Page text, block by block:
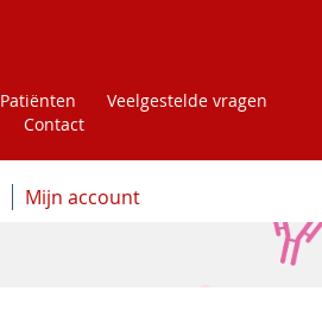
Patiënten
Veelgestelde vragen
Contact
Mijn account